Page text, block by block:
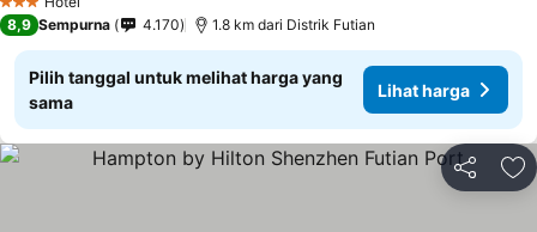
3 Bintang
8,9 Sempurna 4.170 1.8 km dari Distrik Futian
Pilih tanggal untuk melihat harga yang
sama
Lihat harga
Bagikan